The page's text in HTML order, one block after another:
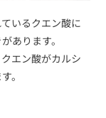
いるクエン酸に
あります。
エン酸がカルシ
。